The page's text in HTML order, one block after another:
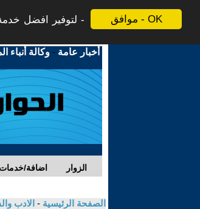
موافق - OK
لتوفير افضل
أخبار عامة -وكالة أنباء
اضافة/خدمات الزوار
الصفحة الرئيسية - الادب